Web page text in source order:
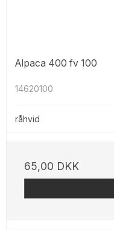
Alpaca 400 fv 100
14620100
råhvid
65,00 DKK